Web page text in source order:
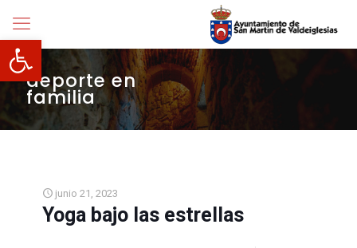
Abrir barra de herramientas
deporte en
familia
junio 21, 2023
Yoga bajo las estrellas